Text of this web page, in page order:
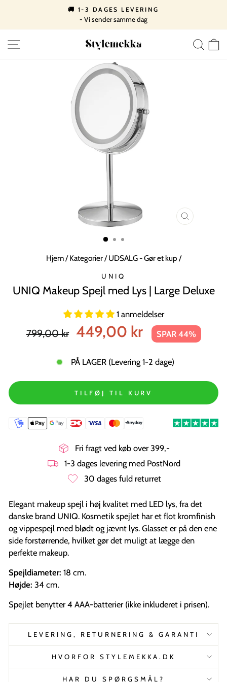
indhold
Pause
🚚 1-3 DAGES LEVERING
- Vi sender samme dag
SIDE NAVIGATION
LUK
Hjem/ Kategorier/ UDSALG - Gør et kup /
UNIQ
UNIQ Makeup Spejl med Lys | Large Deluxe
1 anmeldelser
pris
799,00 kr
Tilbudspris
449,00 kr SPAR 44%
PÅ LAGER (Levering 1-2 dage)
TILFØJ TIL KURV
Fri fragt ved køb over 399,-
1-3 dages levering med PostNord
30 dages fuld returret
Elegant makeup spejl i høj kvalitet med LED lys, fra det
danske brand UNIQ. Kosmetik spejlet har et flot kromfinish
og vippespejl med blødt og jævnt lys. Glasset er på den ene
side forstørrende, hvilket gør det muligt at lægge den
perfekte makeup.
Spejldiameter: 18 cm.
Højde: 34 cm.
Spejlet benytter 4 AAA-batterier (ikke inkluderet i prisen).
LEVERING, RETURNERING & GARANTI
HVORFOR STYLEMEKKA.DK
HAR DU SPØRGSMÅL?